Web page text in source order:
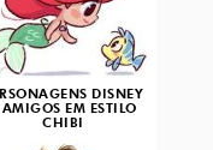
DISNEY
AMIGOS EM ESTILO
CHIBI